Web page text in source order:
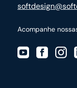
Acompanhe